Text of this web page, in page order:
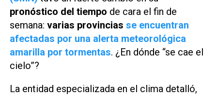
pronóstico del tiempo de cara el fin de
semana: varias provincias se encuentran
afectadas por una alerta meteorológica
amarilla por tormentas. ¿En dónde “se cae el
cielo”?
La entidad especializada en el clima detalló,